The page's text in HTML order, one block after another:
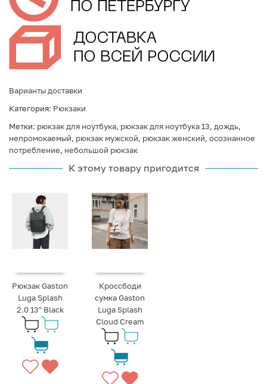
Варианты доставки
Категория: Рюкзаки
Метки: рюкзак для ноутбука, рюкзак для ноутбука 13, дождь,
непромокаемый, рюкзак мужской, рюкзак женский, осознанное
потребление, небольшой рюкзак
К этому товару пригодится
Рюкзак Gaston
Luga Splash
2.0 13" Black
Кроссбоди
сумка Gaston
Luga Splash
Cloud Cream